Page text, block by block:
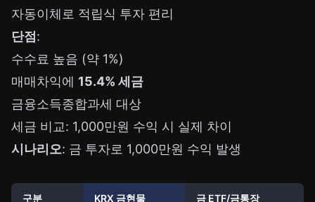
자동이체로 적립식 투자 편리
단점 :
수수료 높음 (약 1%)
매매차익에 15.4% 세금
금융소득종합과세 대상
세금 비교: 1,000만원 수익 시 실제 차이
시나리오: 금 투자로 1,000만원 수익 발생
구분 KRX 금현물 금 ETF/금통장